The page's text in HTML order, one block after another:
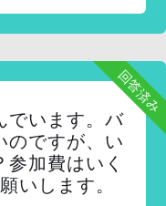
回答済み
でいます。バ
のですが、い
加費はいく
いします。